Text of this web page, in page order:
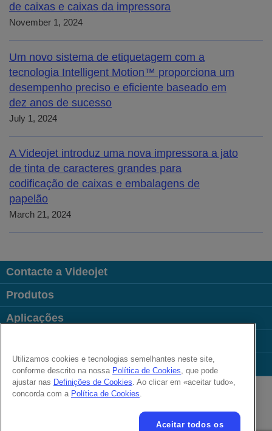
de caixas e caixas da impressora
November 1, 2024
Um novo sistema de etiquetagem com a
tecnologia Intelligent Motion™ proporciona um
desempenho preciso e eficiente baseado em
dez anos de sucesso
July 1, 2024
A Videojet introduz uma nova impressora a jato
de tinta de caracteres grandes para
codificação de caixas e embalagens de
papelão
March 21, 2024
Contacte a Videojet
Produtos
Aplicações
Links úteis
Follow us on:
© 2026 Videojet Technologies Inc.
Utilizamos cookies e tecnologias semelhantes neste site,
conforme descrito na nossa Política de Cookies, que pode
ajustar nas Definições de Cookies. Ao clicar em «aceitar tudo»,
concorda com a Política de Cookies.
Aceitar todos os